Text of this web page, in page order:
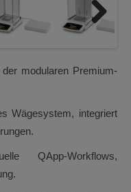
Next
modularen Premium-
Wägesystem, integriert
QApp-Workflows,